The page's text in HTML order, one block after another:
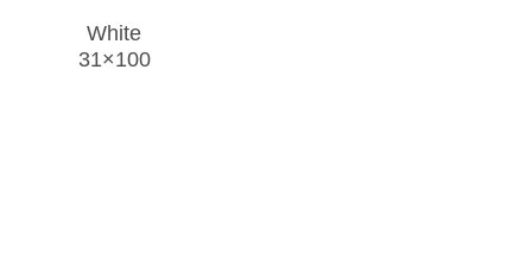
White
31×100